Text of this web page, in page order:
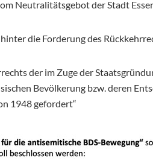
Neutralitätsgebot der Stadt
die Forderung des
der im Zuge der
Bevölkerung bzw. deren
1948 gefordert“